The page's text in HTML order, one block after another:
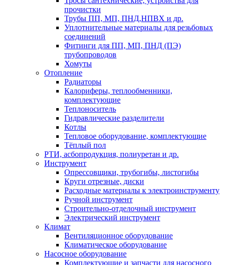
прочистки
Трубы ПП, МП, ПНД,НПВХ и др.
Уплотнительные материалы для резьбовых
соединений
Фитинги для ПП, МП, ПНД (ПЭ)
трубопроводов
Хомуты
Отопление
Радиаторы
Калориферы, теплообменники,
комплектующие
Теплоноситель
Гидравлические разделители
Котлы
Тепловое оборудование, комплектующие
Тёплый пол
РТИ, асбопродукция, полиуретан и др.
Инструмент
Опрессовщики, трубогибы, листогибы
Круги отрезные, диски
Расходные материалы к электроинструменту
Ручной инструмент
Строительно-отделочный инструмент
Электрический инструмент
Климат
Вентиляционное оборудование
Климатическое оборудование
Насосное оборудование
Комплектующие и запчасти для насосного